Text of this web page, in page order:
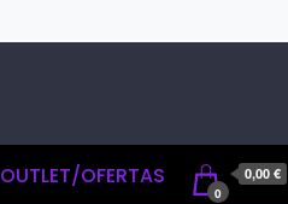
OUTLET/OFERTAS
0
0,00 €